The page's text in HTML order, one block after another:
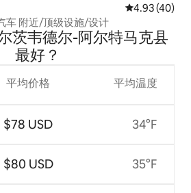
平均评分
4.93 (40)
车 附近/顶级设施/设计
茨韦德尔-阿尔特马克县
最好？
平均价格
$78 USD
$80 USD
平均温度
34°F
35°F